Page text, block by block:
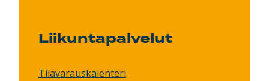
Liikuntapalvelut
Tilavarauskalenteri